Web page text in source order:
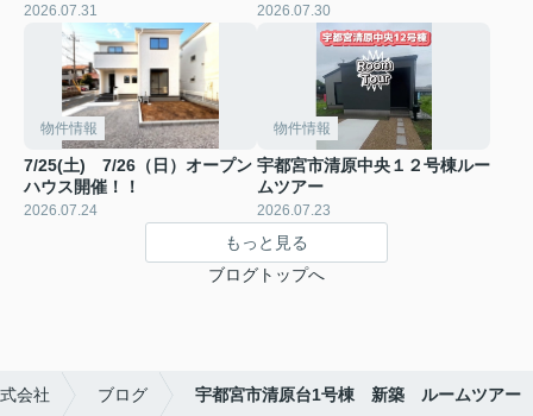
2026.07.31 2026.07.30
物件情報
7/25(土) 7/26（日）オープン
ハウス開催！！
2026.07.24
物件情報
宇都宮市清原中央１２号棟ルー
ムツアー
2026.07.23
もっと見る
ブログトップへ
会社 ブログ 宇都宮市清原台1号棟 新築 ルームツアー